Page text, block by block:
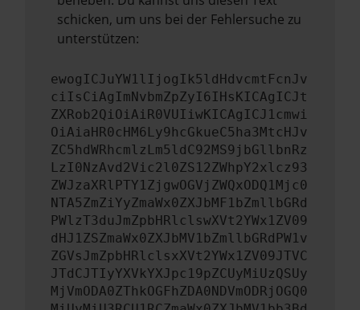
schicken, um uns bei der Fehlersuche zu
unterstützen:
ewogICJuYW1lIjogIk5ldHdvcmtFcnJv
ciIsCiAgImNvbmZpZyI6IHsKICAgICJt
ZXRob2QiOiAiR0VUIiwKICAgICJ1cmwi
OiAiaHR0cHM6Ly9hcGkueC5ha3MtcHJv
ZC5hdWRhcmlzLm5ldC92MS9jbGllbnRz
LzI0NzAvd2Vic2l0ZS12ZWhpY2xlcz93
ZWJzaXRlPTY1ZjgwOGVjZWQxODQ1Mjc0
NTA5ZmZiYyZmaWx0ZXJbMF1bZmllbGRd
PWlzT3duJmZpbHRlclswXVt2YWx1ZV09
dHJ1ZSZmaWx0ZXJbMV1bZmllbGRdPW1v
ZGVsJmZpbHRlclsxXVt2YWx1ZV09JTVC
JTdCJTIyYXVkYXJpc19pZCUyMiUzQSUy
MjVmODA0ZThkOGFhZDA0NDVmODRjOGQ0